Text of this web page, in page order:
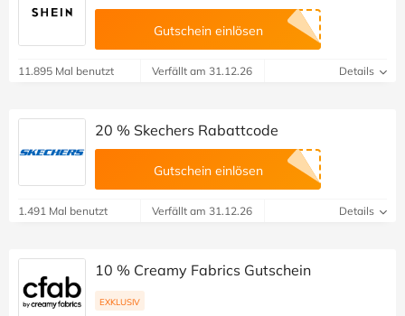
Gutschein einlösen
11.895 Mal benutzt Verfällt am 31.12.26 Details
20 % Skechers Rabattcode
Gutschein einlösen
1.491 Mal benutzt Verfällt am 31.12.26 Details
10 % Creamy Fabrics Gutschein
EXKLUSIV